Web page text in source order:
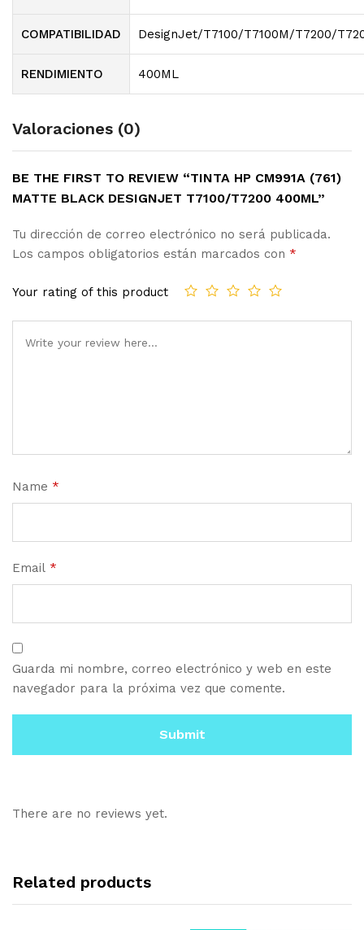
COMPATIBILIDAD DesignJet/T7100/T7100M/T7200/
RENDIMIENTO 400ML
Valoraciones (0)
BE THE FIRST TO REVIEW “TINTA HP CM991A (761)
MATTE BLACK DESIGNJET T7100/T7200 400ML”
Tu dirección de correo electrónico no será publicada.
Los campos obligatorios están marcados con *
Your rating of this product
Name *
Email *
Guarda mi nombre, correo electrónico y web en este
navegador para la próxima vez que comente.
There are no reviews yet.
Related products